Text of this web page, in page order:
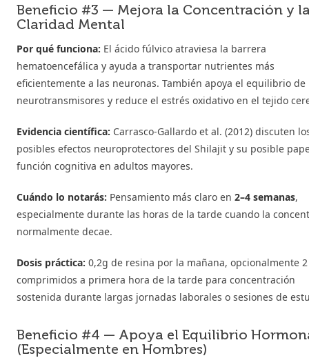
Beneficio #3 — Mejora la Concentración y
Claridad Mental
Por qué funciona: El ácido fúlvico atraviesa la barrera
hematoencefálica y ayuda a transportar nutrientes más
eficientemente a las neuronas. También apoya el equilibrio de
neurotransmisores y reduce el estrés oxidativo en el tejido
Evidencia científica: Carrasco-Gallardo et al. (2012) discuten
posibles efectos neuroprotectores del Shilajit y su posible
función cognitiva en adultos mayores.
Cuándo lo notarás: Pensamiento más claro en 2–4 semanas,
especialmente durante las horas de la tarde cuando la
normalmente decae.
Dosis práctica: 0,2g de resina por la mañana, opcionalmente 2
comprimidos a primera hora de la tarde para concentración
sostenida durante largas jornadas laborales o sesiones de
Beneficio #4 — Apoya el Equilibrio
(Especialmente en Hombres)